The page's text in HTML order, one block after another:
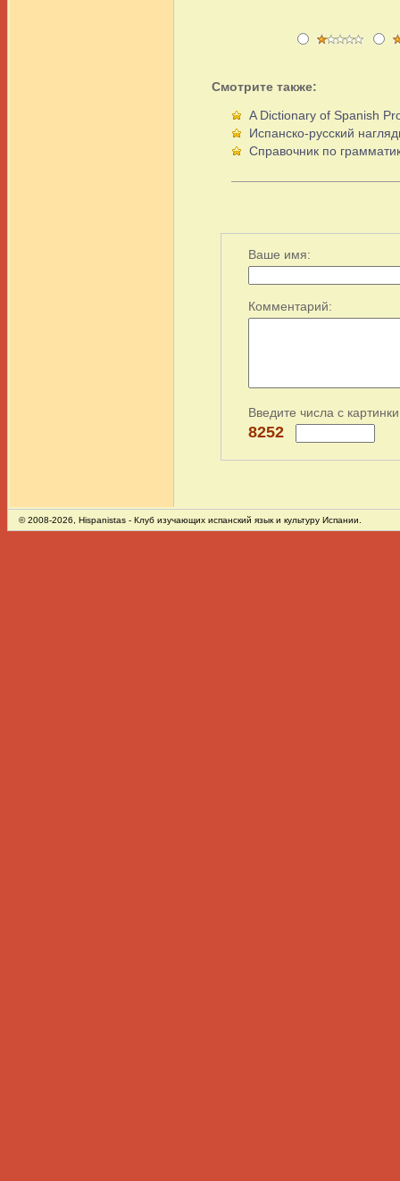
Смотрите также:
A Dictionary of Spanish
Испанско-русский
Справочник по
Ваше имя:
Комментарий:
Введите числа с
8252
© 2008-2026, Hispanistas - Клуб изучающих испанский язык и культуру Испании.